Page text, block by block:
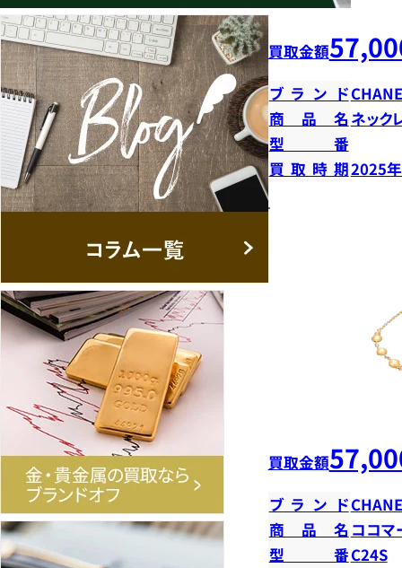
買取金額
ブランド
商品名 ネック
型番
買取時期2025
買取金額
ブランド
商品名 ココ
型番C24S